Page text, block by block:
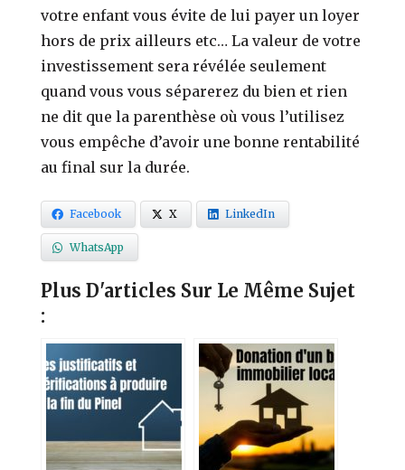
votre enfant vous évite de lui payer un loyer
hors de prix ailleurs etc… La valeur de votre
investissement sera révélée seulement
quand vous vous séparerez du bien et rien
ne dit que la parenthèse où vous l’utilisez
vous empêche d’avoir une bonne rentabilité
au final sur la durée.
Facebook X LinkedIn
WhatsApp
Plus D'articles Sur Le Même Sujet
: